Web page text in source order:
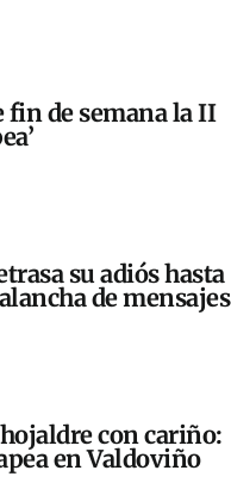
fin de semana la II
su adiós hasta
de mensajes
con cariño:
en Valdoviño